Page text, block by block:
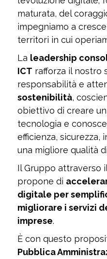
maturata, del
impegniamo a
territori in cui
La leadership
ICT rafforza il nostro
responsabilità e
sostenibilità,
obiettivo di creare
tecnologia e
efficienza, sicurezza,
una migliore qualità
Il Gruppo attraverso
propone di
digitale per
migliorare i servizi
imprese.
È con questo
Pubblica